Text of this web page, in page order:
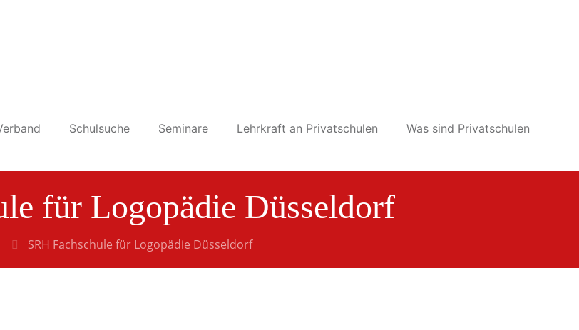
Schulsuche Seminare Lehrkraft an Privatschulen Was sind Privatschulen
für Logopädie Düsseldorf
SRH Fachschule für Logopädie Düsseldorf